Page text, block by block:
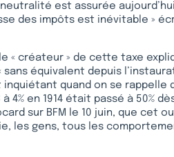
est assurée
des impôts est inévitable »
« créateur » de cette taxe
équivalent depuis
quand on se rappelle
4% en 1914 était passé à 50%
sur BFM le 10 juin, que cet
les gens, tous les